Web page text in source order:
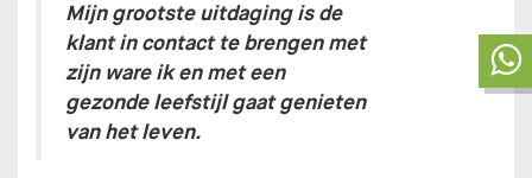
Mijn grootste uitdaging is de
klant in contact te brengen met
zijn ware ik en met een
gezonde leefstijl gaat genieten
van het leven.